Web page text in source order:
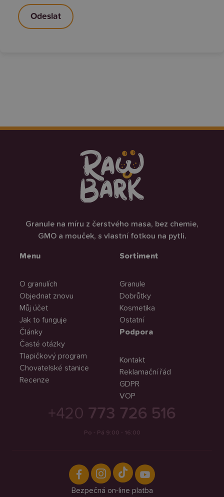
Granule na míru z čerstvého masa, bez chemie,
GMO a mouček, s vlastní fotkou na pytli.
Menu
O granulích
Objednat znovu
Můj účet
Jak to funguje
Články
Časté otázky
Tlapičkový program
Chovatelské stanice
Recenze
Sortiment
Granule
Dobrůtky
Kosmetika
Ostatní
Podpora
Kontakt
Reklamační řád
GDPR
VOP
+420 773 726 516
Po - Pá 9:00 - 16:00
Bezpečná on-line platba